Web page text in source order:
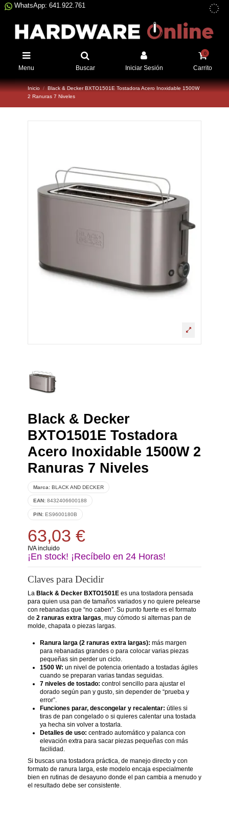
WhatsApp: 641.922.761
Menu Buscar Iniciar Sesión
0
Carrito
Inicio
Black & Decker BXTO1501E Tostadora Acero Inoxidable 1500W
2 Ranuras 7 Niveles
Black & Decker
BXTO1501E Tostadora
Acero Inoxidable 1500W 2
Ranuras 7 Niveles
Marca: BLACK AND DECKER
EAN: 8432406600188
P/N: ES9600180B
63,03 €
IVA incluido
¡En stock! ¡Recíbelo en 24 Horas!
Claves para Decidir
La Black & Decker BXTO1501Ees una tostadora pensada
para quien usa pan de tamaños variados y no quiere pelearse
con rebanadas que “no caben”. Su punto fuerte es el formato
de 2 ranuras extra largas, muy cómodo si alternas pan de
molde, chapata o piezas largas.
Ranura larga (2 ranuras extra largas): más margen
para rebanadas grandes o para colocar varias piezas
pequeñas sin perder un ciclo.
1500 W: un nivel de potencia orientado a tostadas ágiles
cuando se preparan varias tandas seguidas.
7 niveles de tostado: control sencillo para ajustar el
dorado según pan y gusto, sin depender de “prueba y
error”.
Funciones parar, descongelar y recalentar: útiles si
tiras de pan congelado o si quieres calentar una tostada
ya hecha sin volver a tostarla.
Detalles de uso: centrado automático y palanca con
elevación extra para sacar piezas pequeñas con más
facilidad.
Si buscas una tostadora práctica, de manejo directo y con
formato de ranura larga, este modelo encaja especialmente
bien en rutinas de desayuno donde el pan cambia a menudo y
el resultado debe ser consistente.